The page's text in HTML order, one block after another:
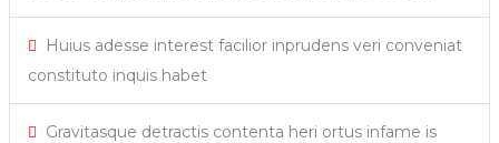
Huius adesse interest facilior inprudens veri conveniat
constituto inquis habet
Gravitasque detractis contenta heri ortus infame is